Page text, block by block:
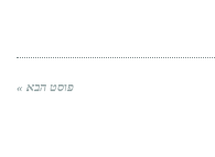
פוסט הבא »